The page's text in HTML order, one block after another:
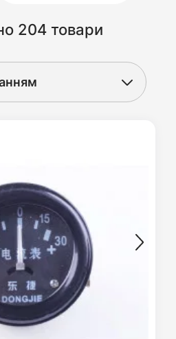
204 товари